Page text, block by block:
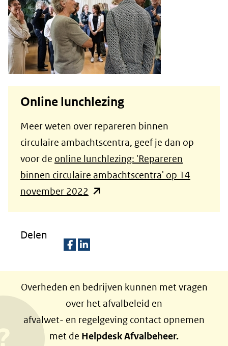
Online lunchlezing
Meer weten over repareren binnen
circulaire ambachtscentra, geef je dan op
voor de online lunchlezing: 'Repareren
binnen circulaire ambachtscentra' op 14
november 2022 (opent
venster)
naar
een
andere
website)
Delen
l
e
n
o
l
e
n
o
Overheden en bedrijven kunnen met vragen
over het afvalbeleid en
afvalwet- en regelgeving contact opnemen
met de Helpdesk Afvalbeheer.